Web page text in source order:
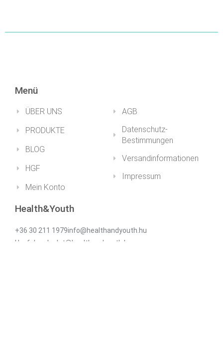
Menü
ÜBER UNS
PRODUKTE
BLOG
HGF
Mein Konto
AGB
Datenschutz-
Bestimmungen
Versandinformationen
Impressum
Health&Youth
+36 30 211 1979info@healthandyouth.hu
Ugyfelszolgalat@healthandyouth.hu